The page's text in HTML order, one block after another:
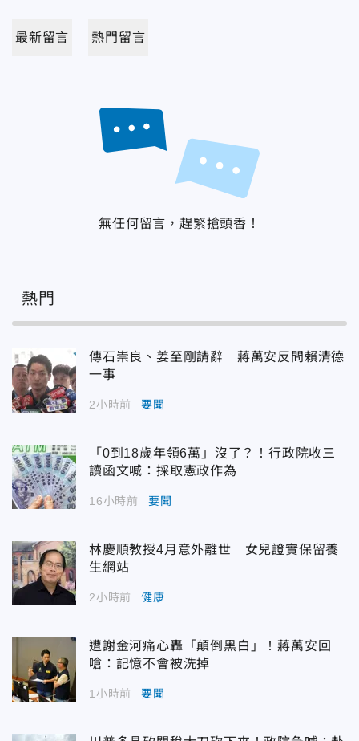
最新留言 熱門留言
無任何留言，趕緊搶頭香！
熱門
傳石崇良、姜至剛請辭 蔣萬安反問賴清德
一事
2小時前 要聞
「0到18歲年領6萬」沒了？！行政院收三
讀函文喊：採取憲政作為
16小時前 要聞
林慶順教授4月意外離世 女兒證實保留養
生網站
2小時前 健康
遭謝金河痛心轟「顛倒黑白」！蔣萬安回
嗆：記憶不會被洗掉
1小時前 要聞